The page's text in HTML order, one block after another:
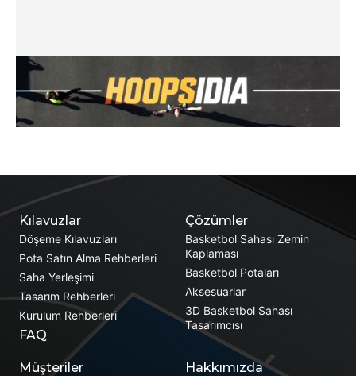
Çözümler
Basketbol Sahası Zemin
Kaplaması
Basketbol Potaları
Aksesuarlar
3D Basketbol Sahası
Tasarımcısı
Kılavuzlar
Döşeme Kılavuzları
Pota Satın Alma Rehberleri
Saha Yerleşimi
Tasarım Rehberleri
Kurulum Rehberleri
FAQ
Müşteriler Hakkımızda